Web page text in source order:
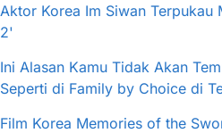
Aktor Korea Im Siwan Terpukau
2'
Ini Alasan Kamu Tidak Akan
Seperti di Family by Choice di
Film Korea Memories of the